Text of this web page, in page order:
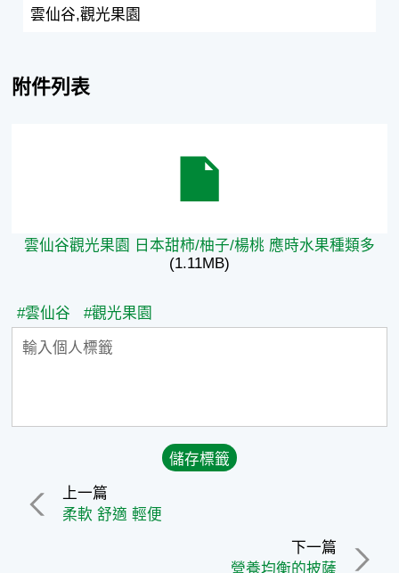
雲仙谷,觀光果園
附件列表
雲仙谷觀光果園 日本甜柿/柚子/楊桃 應時水果種類多
(1.11MB)
#雲仙谷 #觀光果園
上一篇
柔軟 舒適 輕便
下一篇
營養均衡的披薩